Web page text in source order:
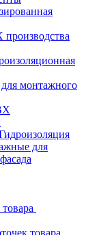
монтажного
для
товара